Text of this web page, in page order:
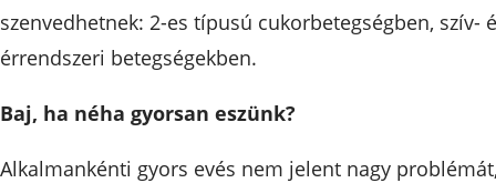
szenvedhetnek: 2-es típusú cukorbetegségben, szív-
érrendszeri betegségekben.
Baj, ha néha gyorsan eszünk?
Alkalmankénti gyors evés nem jelent nagy